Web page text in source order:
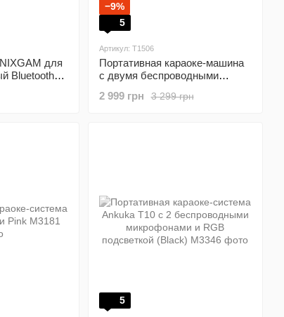
для
Bluetooth
−9%
5
Артикул: T1506
Портативная караоке-машина
с двумя беспроводными
3 299 грн
2 999 грн
5